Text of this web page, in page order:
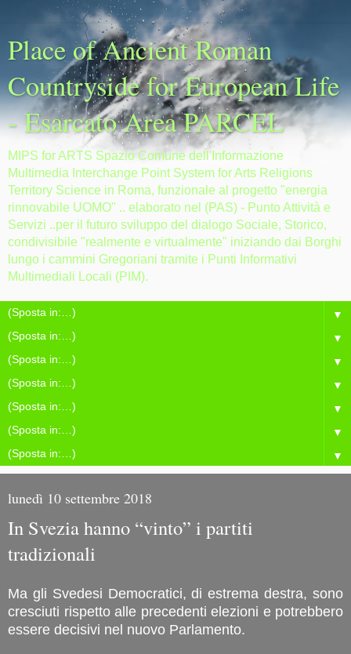
Place of Ancient Roman
Countryside for European Life
- Esarcato Area PARCEL
MIPS for ARTS Spazio Comune dell'Informazione
Multimedia Interchange Point System for Arts Religions
Territory Science in Roma, funzionale al progetto "energia
rinnovabile UOMO" .. elaborato nel (PAS) - Punto Attività e
Servizi ..per il futuro sviluppo del dialogo Sociale, Storico,
condivisibile "realmente e virtualmente" iniziando dai Borghi
lungo i cammini Gregoriani tramite i Punti Informativi
Multimediali Locali (PIM).
▼
▼
▼
▼
▼
▼
▼
lunedì 10 settembre 2018
In Svezia hanno “vinto” i partiti
tradizionali
Ma gli Svedesi Democratici, di estrema destra, sono
cresciuti rispetto alle precedenti elezioni e potrebbero
essere decisivi nel nuovo Parlamento.